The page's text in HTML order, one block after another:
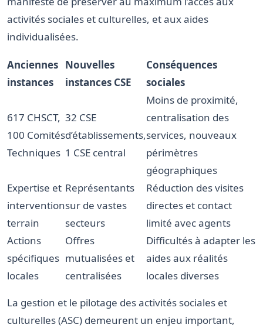
activités sociales et culturelles, et aux aides
individualisées.
Anciennes
instances
Nouvelles
instances CSE
Conséquences
sociales
617 CHSCT,
100 Comités
Techniques
32 CSE
d’établissements,
1 CSE central
Moins de proximité,
centralisation des
services, nouveaux
périmètres
géographiques
Expertise et
intervention
terrain
Représentants
sur de vastes
secteurs
Réduction des visites
directes et contact
limité avec agents
Actions
spécifiques
locales
Offres
mutualisées et
centralisées
Difficultés à adapter les
aides aux réalités
locales diverses
La gestion et le pilotage des activités sociales et
culturelles (ASC) demeurent un enjeu important,